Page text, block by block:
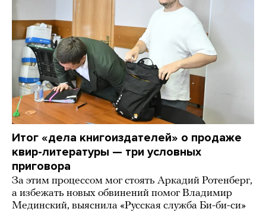
Итог «дела книгоиздателей» о продаже
квир-литературы — три условных
приговора
За этим процессом мог стоять Аркадий Ротенберг,
а избежать новых обвинений помог Владимир
Мединский, выяснила «Русская служба Би-би-си»